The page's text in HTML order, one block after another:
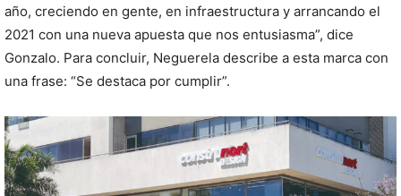
año, creciendo en gente, en infraestructura y arrancando el
2021 con una nueva apuesta que nos entusiasma”, dice
Gonzalo. Para concluir, Neguerela describe a esta marca con
una frase: “Se destaca por cumplir”.